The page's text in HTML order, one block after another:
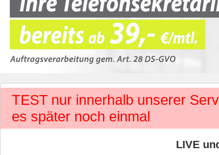
TEST nur innerhalb unserer
es später noch einmal
LIVE